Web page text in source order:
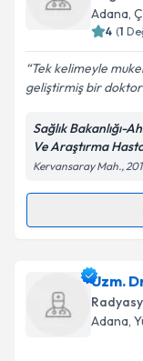
takvim
Kişisel
Metni'ni
Adana,
4 (1
Tek kelimeyle
geliştirmiş bir
Sağlık Bakanlığı-
Ve Araştırma
Kervansaray Mah.,
Randevu
Uzm. Dr.
talebi
için bir takvim
Uzm.
Adana,